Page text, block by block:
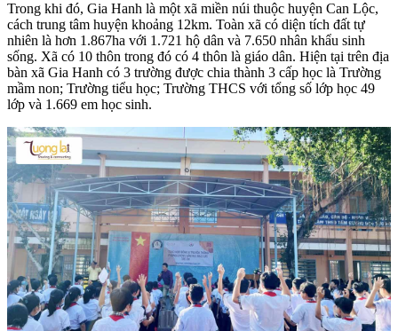
Trong khi đó, Gia Hanh là một xã miền núi thuộc huyện Can Lộc,
cách trung tâm huyện khoảng 12km. Toàn xã có diện tích đất tự
nhiên là hơn 1.867ha với 1.721 hộ dân và 7.650 nhân khẩu sinh
sống. Xã có 10 thôn trong đó có 4 thôn là giáo dân. Hiện tại trên địa
bàn xã Gia Hanh có 3 trường được chia thành 3 cấp học là Trường
mầm non; Trường tiểu học; Trường THCS với tổng số lớp học 49
lớp và 1.669 em học sinh.